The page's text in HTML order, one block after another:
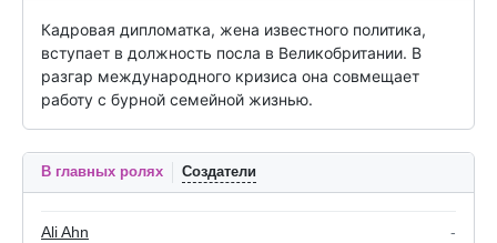
Кадровая дипломатка, жена известного политика,
вступает в должность посла в Великобритании. В
разгар международного кризиса она совмещает
работу с бурной семейной жизнью.
В главных ролях Создатели
Ali Ahn -